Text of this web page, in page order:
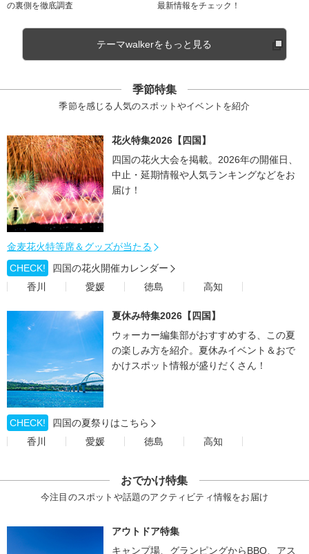
の裏側を徹底調査
最新情報をチェック！
テーマwalkerをもっと見る
季節特集
季節を感じる人気のスポットやイベントを紹介
花火特集2026【四国】
四国の花火大会を掲載。2026年の開催日、
中止・延期情報や人気ランキングなどをお
届け！
金麦花火特等席＆グッズが当たる
CHECK!
四国の花火開催カレンダー
香川
愛媛 徳島 高知
夏休み特集2026【四国】
ウォーカー編集部がおすすめする、この夏
の楽しみ方を紹介。夏休みイベント＆おで
かけスポット情報が盛りだくさん！
CHECK!
四国の夏祭りはこちら
香川
愛媛 徳島 高知
おでかけ特集
今注目のスポットや話題のアクティビティ情報をお届け
アウトドア特集
キャンプ場、グランピングからBBQ、アス